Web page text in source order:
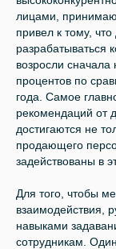
лицами,
привел к тому,
возросли
процентов по
года. Самое
рекомендаций от
достигаются не
продающего
задействованы в
Для того, чтобы
взаимодействия,
навыками
сотрудникам.